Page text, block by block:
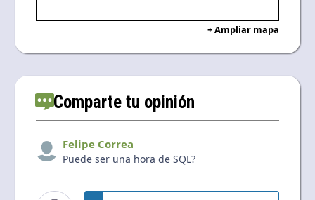
Comparte tu opinión
Felipe Correa
Puede ser una hora de SQL?
+ Ampliar mapa